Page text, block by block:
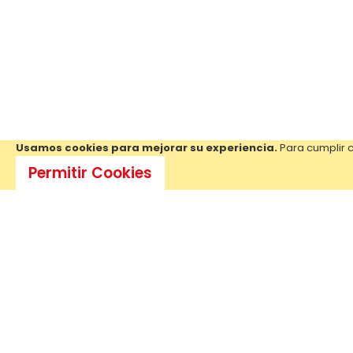
Usamos cookies para mejorar su experiencia.Para cumplir
Permitir Cookies